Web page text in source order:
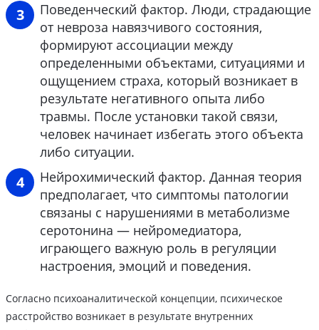
Поведенческий фактор. Люди, страдающие
от невроза навязчивого состояния,
формируют ассоциации между
определенными объектами, ситуациями и
ощущением страха, который возникает в
результате негативного опыта либо
травмы. После установки такой связи,
человек начинает избегать этого объекта
либо ситуации.
Нейрохимический фактор. Данная теория
предполагает, что симптомы патологии
связаны с нарушениями в метаболизме
серотонина — нейромедиатора,
играющего важную роль в регуляции
настроения, эмоций и поведения.
Согласно психоаналитической концепции, психическое
расстройство возникает в результате внутренних